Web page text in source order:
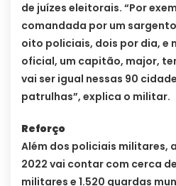
de juízes eleitorais. “Por
comandada por um
oito policiais, dois por dia, e
oficial, um capitão, major,
vai ser igual nessas 90
patrulhas”, explica o militar.
Reforço
Além dos policiais militares,
2022 vai contar com cerca
militares e 1.520 guardas